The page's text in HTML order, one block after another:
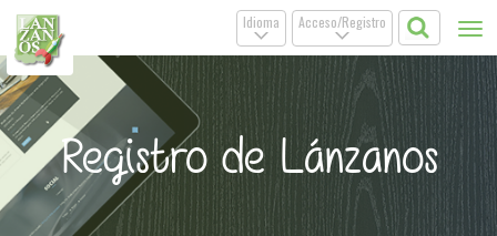
Acceso/Registro
.
Idioma
.
Registro de Lánzanos